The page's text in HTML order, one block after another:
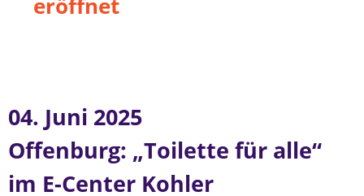
04. Juni 2025
Offenburg: „Toilette für alle“
im E-Center Kohler